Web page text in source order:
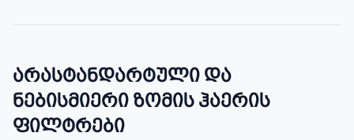
არასტანდარტული და
ნებისმიერი ზომის ჰაერის
ფილტრები